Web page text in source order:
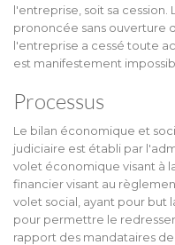
l'entreprise, soit sa
prononcée sans ouverture
l'entreprise a cessé toute
est manifestement
Processus
Le bilan économique et
judiciaire est établi par
volet économique visant à
financier visant au
volet social, ayant pour but
pour permettre le
rapport des mandataires